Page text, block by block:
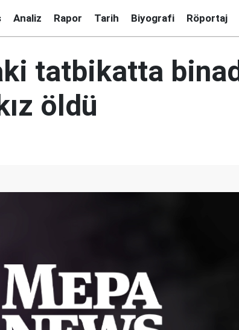
Analiz Rapor Tarih Biyografi Röportaj
tatbikatta
öldü